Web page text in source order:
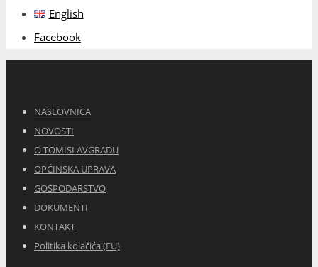
English
Facebook
NASLOVNICA
NOVOSTI
O TOMISLAVGRADU
OPĆINSKA UPRAVA
GOSPODARSTVO
DOKUMENTI
KONTAKT
Politika kolačića (EU)